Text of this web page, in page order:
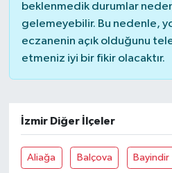
beklenmedik durumlar
gelemeyebilir. Bu nedenle,
eczanenin açık olduğunu
etmeniz iyi bir fikir olacaktır.
İzmir Diğer İlçeler
Aliağa Balçova Bayindir